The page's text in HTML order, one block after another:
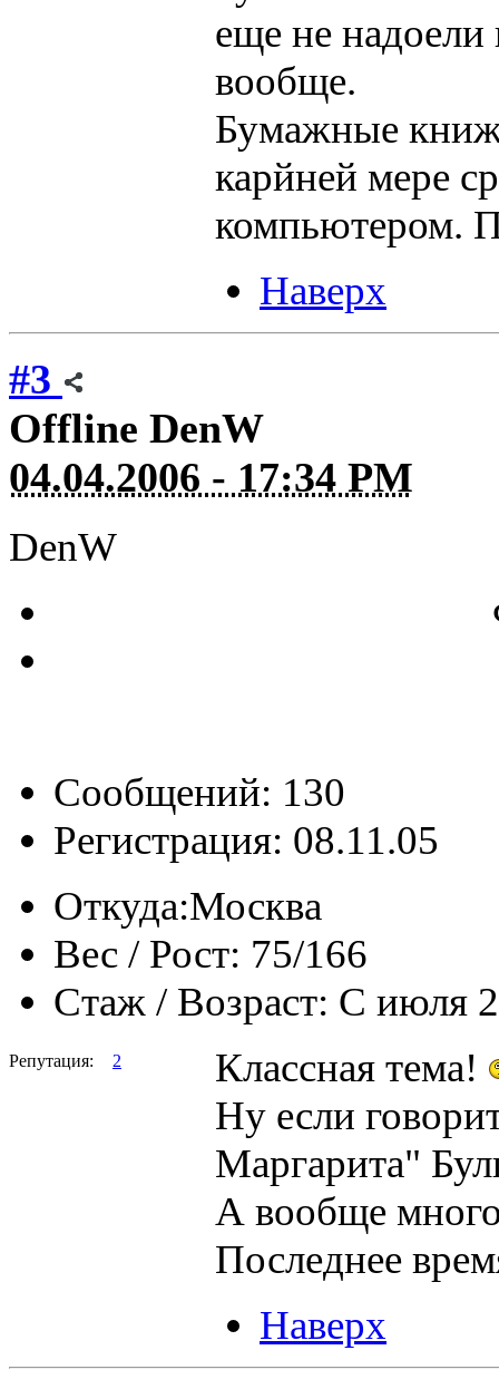
еще не надоели
вообще.
Бумажные
карйней мере
компьютером.
Наверх
#3
Offline DenW
04.04.2006 - 17:34 PM
DenW
Сообщений: 130
Регистрация: 08.11.05
Откуда:Москва
Вес / Рост: 75/166
Стаж / Возраст: C июля
Репутация: 2
Классная тема!
Ну если
Маргарита"
А вообще
Последнее
Наверх